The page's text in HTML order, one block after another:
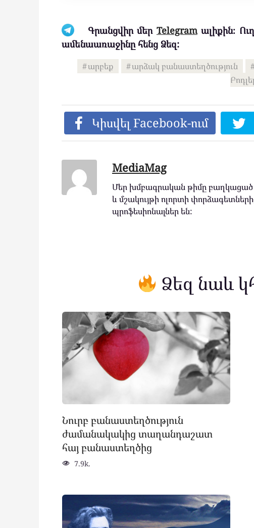
Գրանցվիր մեր Telegramալիքին։
ամենաառաջինը հենց Ձեզ:
արբեք արձակ բանաստեղծություն
Կիսվել Facebook-ում
MediaMag
Մեր խմբագրական թիմը բաղկացած
և մշակույթի ոլորտի
պրոֆեսիոնալներ են:
Ձեզ նաև
Նուրբ բանաստեղծություն
ժամանակակից տաղանդաշատ
հայ բանաստեղծից
7.9k.